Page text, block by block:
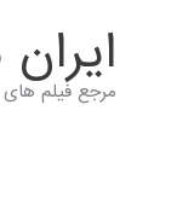
مرجع فیلم